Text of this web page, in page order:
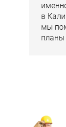
в
мы
планы